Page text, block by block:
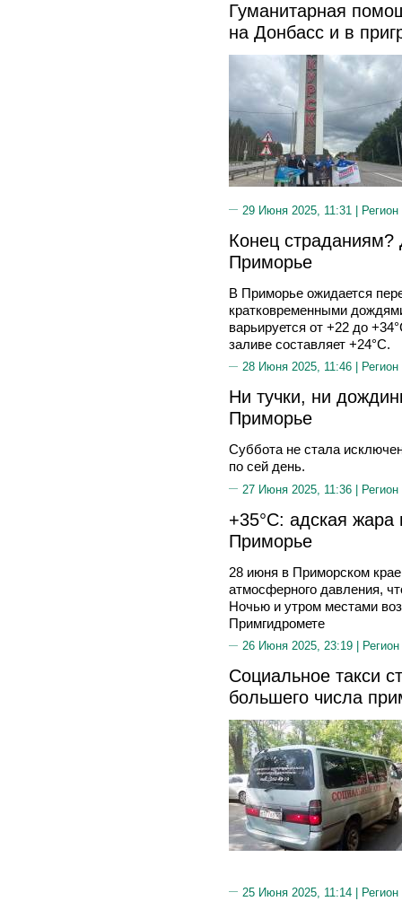
Гуманитарная
на Донбасс и в
29 Июня 2025, 11:31 | Регион
Конец страданиям?
Приморье
В Приморье ожидается
кратковременными
варьируется от +22 до
заливе составляет +24°C.
28 Июня 2025, 11:46 |
Ни тучки, ни
Приморье
Суббота не стала
по сей день.
27 Июня 2025, 11:36 | Регион
+35°C: адская
Приморье
28 июня в Приморском
атмосферного давления,
Ночью и утром местами
Примгидромете
26 Июня 2025, 23:19 |
Социальное такси
большего числа
25 Июня 2025, 11:14 | Регион